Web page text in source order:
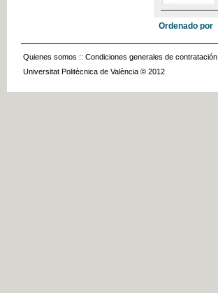
Ordenado por
Quienes somos :: Condiciones generales de contratación
Universitat Politècnica de València © 2012